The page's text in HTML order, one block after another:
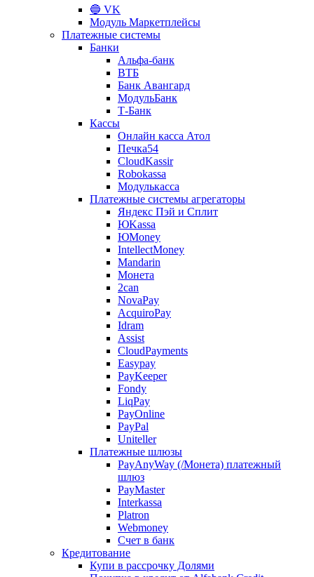
🔵 VK
Модуль Маркетплейсы
Платежные системы
Банки
Альфа-банк
ВТБ
Банк Авангард
МодульБанк
Т-Банк
Кассы
Онлайн касса Атол
Печка54
CloudKassir
Robokassa
Модулькасса
Платежные системы агрегаторы
Яндекс Пэй и Сплит
ЮKassa
ЮMoney
IntellectMoney
Mandarin
Монета
2can
NovaPay
AcquiroPay
Idram
Assist
CloudPayments
Easypay
PayKeeper
Fondy
LiqPay
PayOnline
PayPal
Uniteller
Платежные шлюзы
PayAnyWay (/Монета) платежный
шлюз
PayMaster
Interkassa
Platron
Webmoney
Счет в банк
Кредитование
Купи в рассрочку Долями